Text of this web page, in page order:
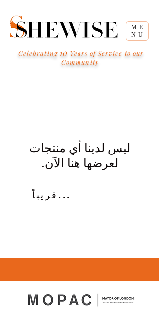
ME
NU
Celebrating 10 Years of Service to our
Community
لعرضها هنا الآن.
قريباً...